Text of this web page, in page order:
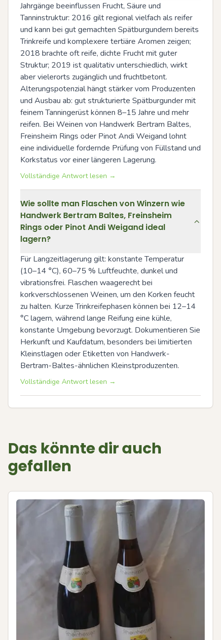
Jahrgänge beeinflussen Frucht, Säure und
Tanninstruktur: 2016 gilt regional vielfach als reifer
und kann bei gut gemachten Spätburgundern bereits
Trinkreife und komplexere tertiäre Aromen zeigen;
2018 brachte oft reife, dichte Frucht mit guter
Struktur; 2019 ist qualitativ unterschiedlich, wirkt
aber vielerorts zugänglich und fruchtbetont.
Alterungspotenzial hängt stärker vom Produzenten
und Ausbau ab: gut strukturierte Spätburgunder mit
feinem Tanningerüst können 8–15 Jahre und mehr
reifen. Bei Weinen von Handwerk Bertram Baltes,
Freinsheim Rings oder Pinot Andi Weigand lohnt
eine individuelle fordernde Prüfung von Füllstand und
Korkstatus vor einer längeren Lagerung.
Vollständige Antwort lesen →
Wie sollte man Flaschen von Winzern wie
Handwerk Bertram Baltes, Freinsheim
Rings oder Pinot Andi Weigand ideal
lagern?
Für Langzeitlagerung gilt: konstante Temperatur
(10–14 °C), 60–75 % Luftfeuchte, dunkel und
vibrationsfrei. Flaschen waagerecht bei
korkverschlossenen Weinen, um den Korken feucht
zu halten. Kurze Trinkreifephasen können bei 12–14
°C lagern, während lange Reifung eine kühle,
konstante Umgebung bevorzugt. Dokumentieren Sie
Herkunft und Kaufdatum, besonders bei limitierten
Kleinstlagen oder Etiketten von Handwerk-
Bertram-Baltes-ähnlichen Kleinstproduzenten.
Vollständige Antwort lesen →
Das könnte dir auch
gefallen